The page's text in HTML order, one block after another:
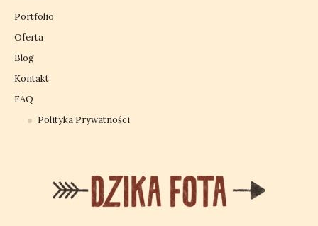
Portfolio
Oferta
Blog
Kontakt
FAQ
Polityka Prywatności